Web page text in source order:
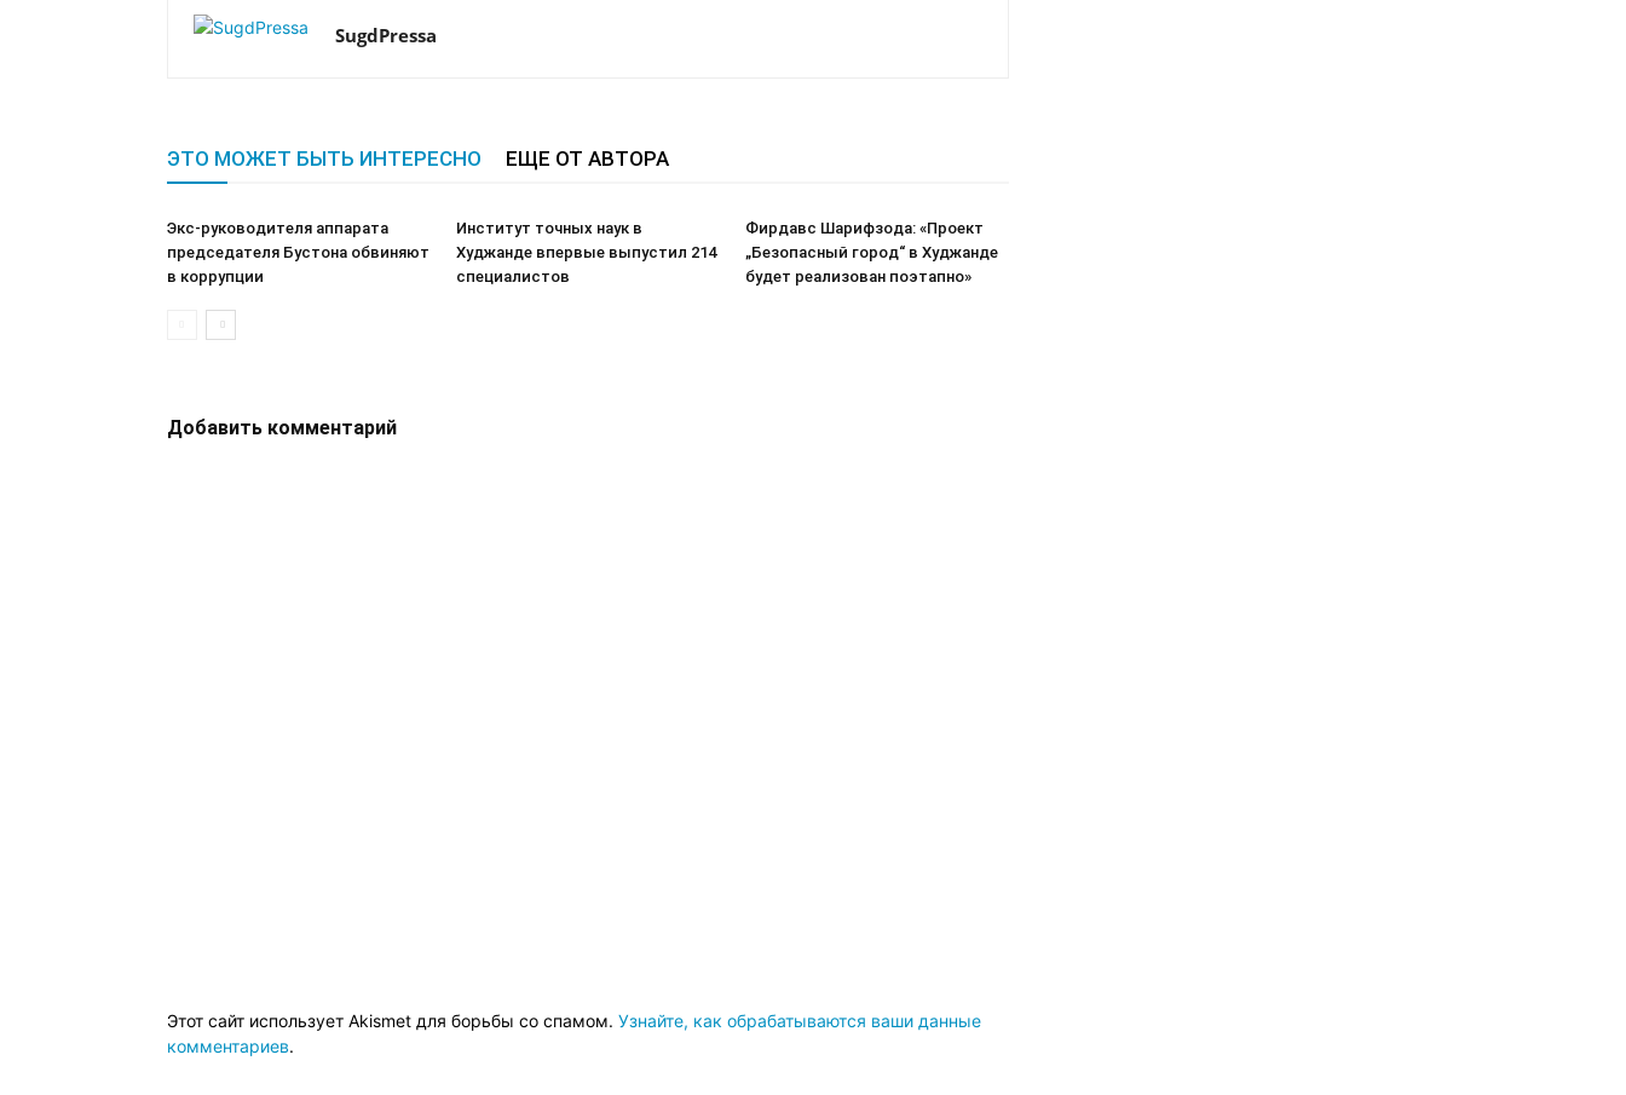
SugdPressa
ЭТО МОЖЕТ БЫТЬ ИНТЕРЕСНО ЕЩЕ ОТ АВТОРА
Экс-руководителя аппарата
председателя Бустона обвиняют
в коррупции
Институт точных наук в
Худжанде впервые выпустил 214
специалистов
Фирдавс Шарифзода: «Проект
„Безопасный город“ в Худжанде
будет реализован поэтапно»
Добавить комментарий
Этот сайт использует Akismet для борьбы со спамом. Узнайте, как обрабатываются ваши данные
комментариев.